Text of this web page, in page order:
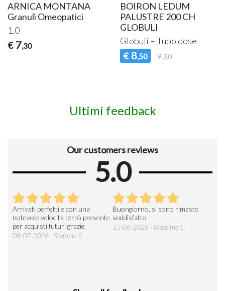
ARNICA MONTANA
Granuli Omeopatici
1.0
€ 7,30
BOIRON LEDUM
PALUSTRE 200 CH
GLOBULI
Globuli – Tubo dose
€ 8,50 9,30
Ultimi feedback
Our customers reviews
5.0
Arrivati perfetti e con una
notevole velocità terrò presente
per acquisti futuri grazie
08-07-2026 - Stefania S.
Buongiorno, si sono rimasto
soddisfatto
15-06-2026 - Massimo L.